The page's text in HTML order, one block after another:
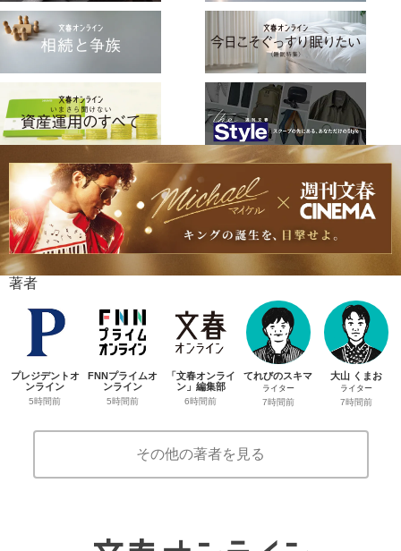
著者
プレジデントオ
ンライン
5時間前
FNNプライムオ
ンライン
5時間前
「文春オンライ
ン」編集部
6時間前
てれびのスキマ
ライター
7時間前
大山 くまお
ライター
7時間前
その他の著者を見る